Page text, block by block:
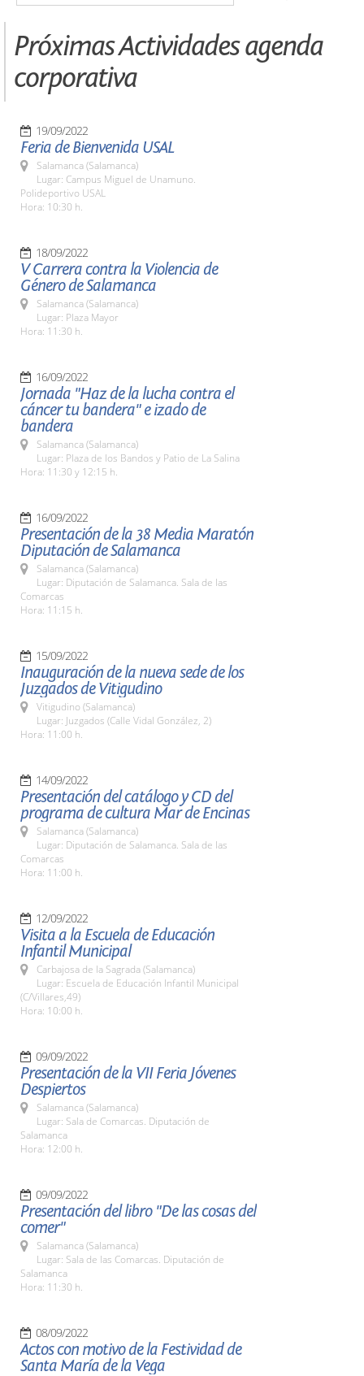
Próximas Actividades agenda
corporativa
19/09/2022
Feria de Bienvenida USAL
Salamanca (Salamanca)
Lugar: Campus Miguel de Unamuno.
Polideportivo USAL
Hora: 10:30 h.
18/09/2022
V Carrera contra la Violencia de
Género de Salamanca
Salamanca (Salamanca)
Lugar: Plaza Mayor
Hora: 11:30 h.
16/09/2022
Jornada "Haz de la lucha contra el
cáncer tu bandera" e izado de
bandera
Salamanca (Salamanca)
Lugar: Plaza de los Bandos y Patio de La Salina
Hora: 11:30 y 12:15 h.
16/09/2022
Presentación de la 38 Media Maratón
Diputación de Salamanca
Salamanca (Salamanca)
Lugar: Diputación de Salamanca. Sala de las
Comarcas
Hora: 11:15 h.
15/09/2022
Inauguración de la nueva sede de los
Juzgados de Vitigudino
Vitigudino (Salamanca)
Lugar: Juzgados (Calle Vidal González, 2)
Hora: 11:00 h.
14/09/2022
Presentación del catálogo y CD del
programa de cultura Mar de Encinas
Salamanca (Salamanca)
Lugar: Diputación de Salamanca. Sala de las
Comarcas
Hora: 11:00 h.
12/09/2022
Visita a la Escuela de Educación
Infantil Municipal
Carbajosa de la Sagrada (Salamanca)
Lugar: Escuela de Educación Infantil Municipal
(C/Villares,49)
Hora: 10:00 h.
09/09/2022
Presentación de la VII Feria Jóvenes
Despiertos
Salamanca (Salamanca)
Lugar: Sala de Comarcas. Diputación de
Salamanca
Hora: 12:00 h.
09/09/2022
Presentación del libro "De las cosas del
comer"
Salamanca (Salamanca)
Lugar: Sala de las Comarcas. Diputación de
Salamanca
Hora: 11:30 h.
08/09/2022
Actos con motivo de la Festividad de
Santa María de la Vega